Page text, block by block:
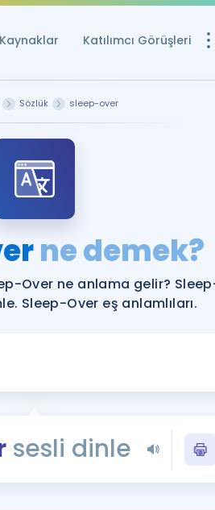
Katılımcı Görüşleri
Ücretsiz
YDS ve YÖKDİL
YDS ve YÖKDİL'e
Tüm ÖSYM
YDS - YÖKDİL
İngilizce
Sözlük sleep-over
ne demek?
Over ne anlama gelir?
Sleep-Over eş anlamlıları.
sesli dinle